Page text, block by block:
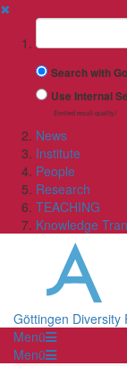
✖
Suchbegriff
Search with
Use Internal
(limited result quality)
News
Institute
People
Research
TEACHING
Knowledge
Göttingen Diversity
Menü
Menü